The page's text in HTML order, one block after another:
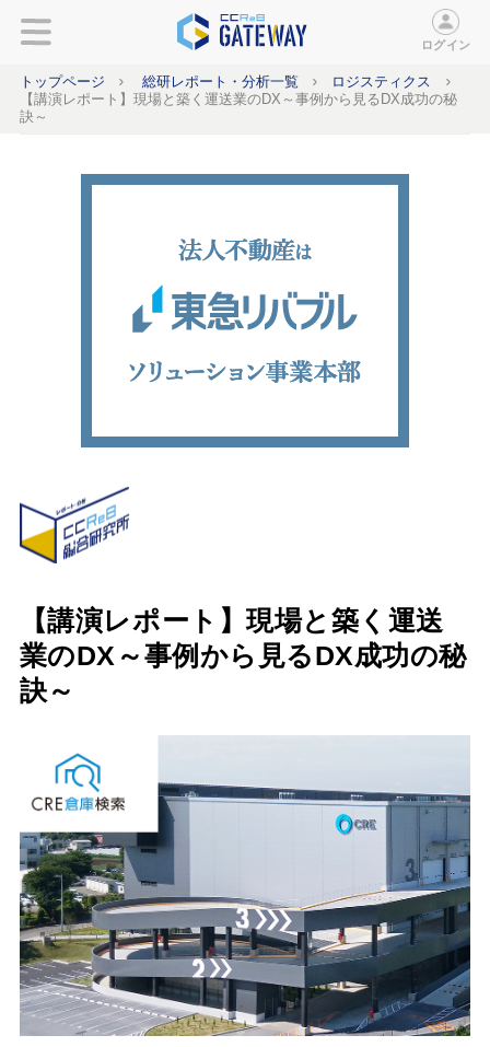
ログイン
トップページ 総研レポート・分析一覧
ロジスティクス
【講演レポート】現場と築く運送業のDX～事例から見るDX成功の秘
訣～
【講演レポート】現場と築く運送
業のDX～事例から見るDX成功の秘
訣～